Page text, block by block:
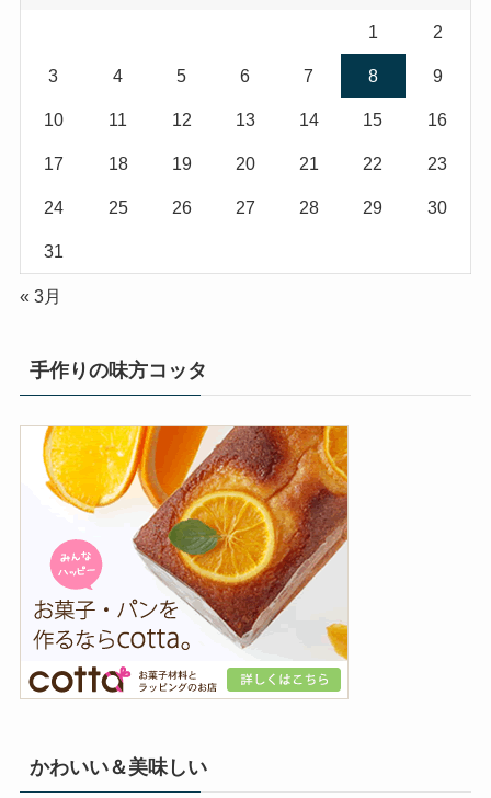
1 2
3 4 5 6 7 8 9
10 11 12 13 14 15 16
17 18 19 20 21 22 23
24 25 26 27 28 29 30
31
« 3月
手作りの味方コッタ
かわいい＆美味しい